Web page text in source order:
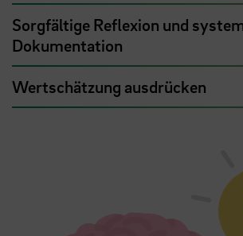
Sorgfältige Reflexion und
Dokumentation
Wertschätzung ausdrücken